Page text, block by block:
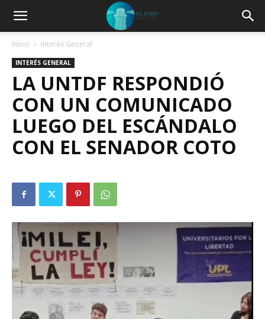
Inicio Interés General
INTERÉS GENERAL
LA UNTDF RESPONDIÓ
CON UN COMUNICADO
LUEGO DEL ESCÁNDALO
CON EL SENADOR COTO